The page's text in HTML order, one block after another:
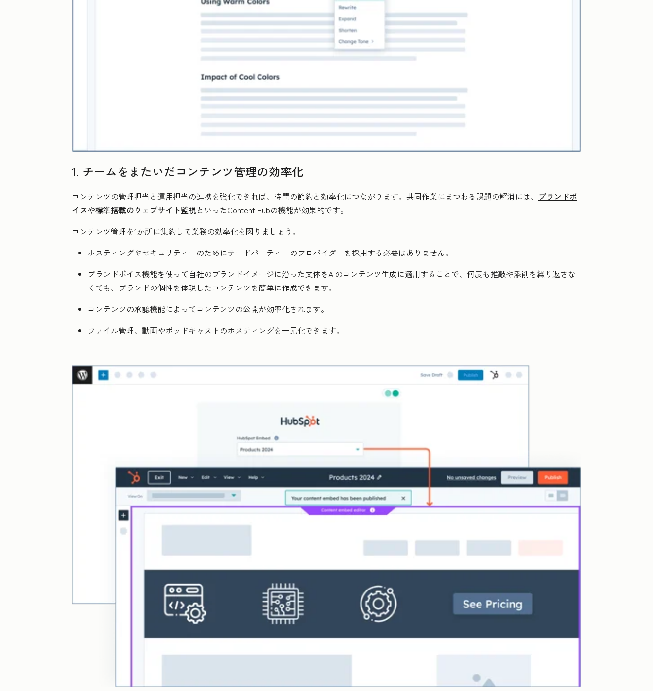
1. チームをまたいだコンテンツ管理の効率化
コンテンツの管理担当と運用担当の連携を強化できれば、時間の節約と効率化につながります。共同作業にまつわる課題の解消には、 ブランドボ
イスや標準搭載のウェブサイト監視といったContent Hubの機能が効果的です。
コンテンツ管理を1か所に集約して業務の効率化を図りましょう。
ホスティングやセキュリティーのためにサードパーティーのプロバイダーを採用する必要はありません。
ブランドボイス機能を使って自社のブランドイメージに沿った文体をAIのコンテンツ生成に適用することで、何度も推敲や添削を繰り返さな
くても、ブランドの個性を体現したコンテンツを簡単に作成できます。
コンテンツの承認機能によってコンテンツの公開が効率化されます。
ファイル管理、動画やポッドキャストのホスティングを一元化できます。